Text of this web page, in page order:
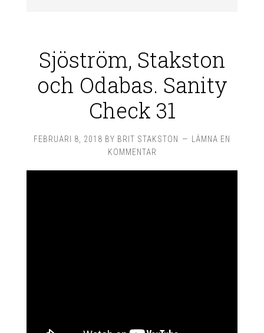
Sjöström, Stakston
och Odabas. Sanity
Check 31
FEBRUARI 8, 2018 BY BRIT STAKSTON
LÄMNA EN
KOMMENTAR